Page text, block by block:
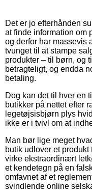
Det er jo efterhånden
at finde information om
og derfor har massevis
tvunget til at stampe
produkter – til børn, og
betragteligt, og endda
betaling.
Dog kan det til hver en
butikker på nettet efter
legetøjsisbjørn plys
ikke er i tvivl om at
Man bør lige meget
butik udlover et
virke ekstraordinært
et kendetegn på en
omfavnet af et
svindlende online